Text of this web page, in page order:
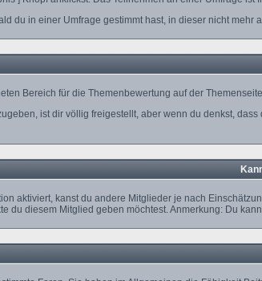
du in einer Umfrage gestimmt hast, in dieser nicht
Bereich für die Themenbewertung auf der
ist dir völlig freigestellt, aber wenn du denkst,
aktiviert, kanst du andere Mitglieder je nach
du diesem Mitglied geben möchtest. Anmerkung: Du